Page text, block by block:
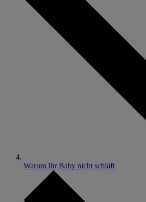
Warum Ihr Baby nicht schläft